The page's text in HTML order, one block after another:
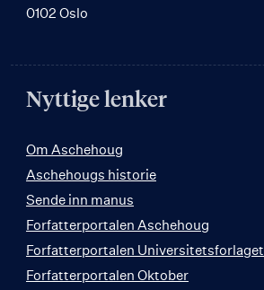
0102 Oslo
Nyttige lenker
Om Aschehoug
Aschehougs historie
Sende inn manus
Forfatterportalen Aschehoug
Forfatterportalen Universitetsforlaget
Forfatterportalen Oktober